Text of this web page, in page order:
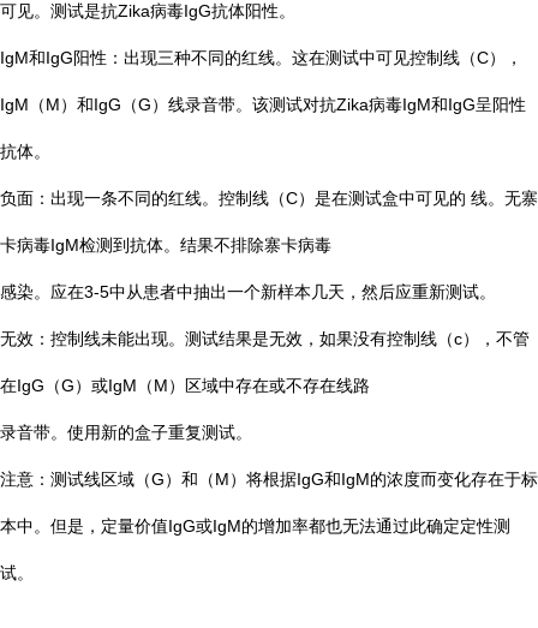
可见。测试是抗Zika病毒IgG抗体阳性。
IgM和IgG阳性：出现三种不同的红线。这在测试中可见控制线（C），
IgM（M）和IgG（G）线录音带。该测试对抗Zika病毒IgM和IgG呈阳性
抗体。
负面：出现一条不同的红线。控制线（C）是在测试盒中可见的 线。无寨
卡病毒IgM检测到抗体。结果不排除寨卡病毒
感染。应在3-5中从患者中抽出一个新样本几天，然后应重新测试。
无效：控制线未能出现。测试结果是无效，如果没有控制线（c），不管
在IgG（G）或IgM（M）区域中存在或不存在线路
录音带。使用新的盒子重复测试。
注意：测试线区域（G）和（M）将根据IgG和IgM的浓度而变化存在于标
本中。但是， 定量价值IgG或IgM的增加率都也无法通过此确定定性测
试。